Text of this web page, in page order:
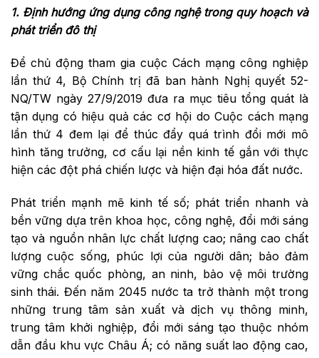
1. Định hướng ứng dụng công nghệ trong quy hoạch và
phát triển đô thị
Để chủ động tham gia cuộc Cách mạng công nghiệp
lần thứ 4, Bộ Chính trị đã ban hành Nghị quyết 52-
NQ/TW ngày 27/9/2019 đưa ra mục tiêu tổng quát là
tận dụng có hiệu quả các cơ hội do Cuộc cách mạng
lần thứ 4 đem lại để thúc đẩy quá trình đổi mới mô
hình tăng trưởng, cơ cấu lại nền kinh tế gắn với thực
hiện các đột phá chiến lược và hiện đại hóa đất nước.
Phát triển mạnh mẽ kinh tế số; phát triển nhanh và
bền vững dựa trên khoa học, công nghệ, đổi mới sáng
tạo và nguồn nhân lực chất lượng cao; nâng cao chất
lượng cuộc sống, phúc lợi của người dân; bảo đảm
vững chắc quốc phòng, an ninh, bảo vệ môi trường
sinh thái. Đến năm 2045 nước ta trở thành một trong
những trung tâm sản xuất và dịch vụ thông minh,
trung tâm khởi nghiệp, đổi mới sáng tạo thuộc nhóm
dẫn đầu khu vực Châu Á; có năng suất lao động cao,